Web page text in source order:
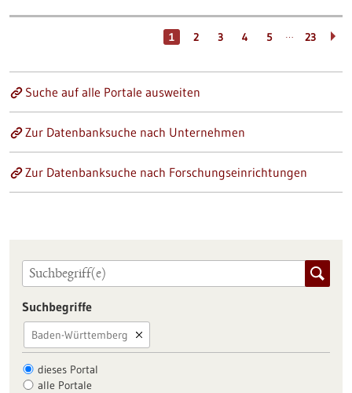
1 2 3 4 5 … 23
Suche auf alle Portale ausweiten
Zur Datenbanksuche nach Unternehmen
Zur Datenbanksuche nach Forschungseinrichtungen
Suchbegriffe
Baden-Württemberg
dieses Portal
alle Portale